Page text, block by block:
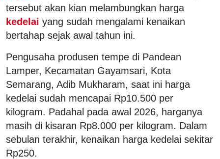
tersebut akan kian melambungkan harga
kedelai yang sudah mengalami kenaikan
bertahap sejak awal tahun ini.
Pengusaha produsen tempe di Pandean
Lamper, Kecamatan Gayamsari, Kota
Semarang, Adib Mukharam, saat ini harga
kedelai sudah mencapai Rp10.500 per
kilogram. Padahal pada awal 2026, harganya
masih di kisaran Rp8.000 per kilogram. Dalam
sebulan terakhir, kenaikan harga kedelai sekitar
Rp250.